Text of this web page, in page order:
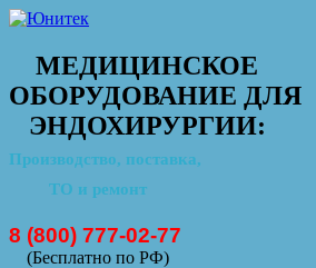
МЕДИЦИНСКОЕ
ОБОРУДОВАНИЕ ДЛЯ
ЭНДОХИРУРГИИ:
Производство, поставка,
ТО и ремонт
8 (800) 777-02-77
(Бесплатно по РФ)